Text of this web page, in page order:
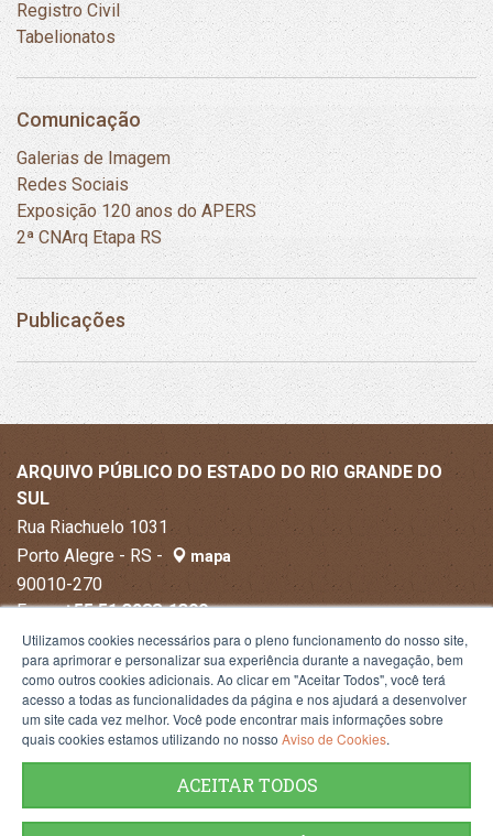
Registro Civil
Tabelionatos
Comunicação
Galerias de Imagem
Redes Sociais
Exposição 120 anos do APERS
2ª CNArq Etapa RS
Publicações
ARQUIVO PÚBLICO DO ESTADO DO RIO GRANDE DO
SUL
Rua Riachuelo 1031
Porto Alegre - RS -
mapa
90010-270
Fone:+55 51 3288-1300
Utilizamos cookies necessários para o pleno funcionamento do nosso site,
para aprimorar e personalizar sua experiência durante a navegação, bem
como outros cookies adicionais. Ao clicar em "Aceitar Todos", você terá
acesso a todas as funcionalidades da página e nos ajudará a desenvolver
um site cada vez melhor. Você pode encontrar mais informações sobre
quais cookies estamos utilizando no nosso Aviso de Cookies.
ACEITAR TODOS